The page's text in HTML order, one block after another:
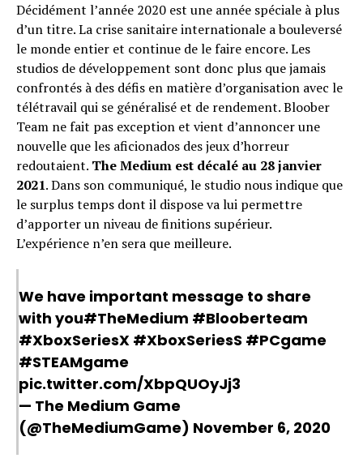
Décidément l’année 2020 est une année spéciale à plus
d’un titre. La crise sanitaire internationale a bouleversé
le monde entier et continue de le faire encore. Les
studios de développement sont donc plus que jamais
confrontés à des défis en matière d’organisation avec le
télétravail qui se généralisé et de rendement. Bloober
Team ne fait pas exception et vient d’annoncer une
nouvelle que les aficionados des jeux d’horreur
redoutaient. The Medium est décalé au 28 janvier
2021. Dans son communiqué, le studio nous indique que
le surplus temps dont il dispose va lui permettre
d’apporter un niveau de finitions supérieur.
L’expérience n’en sera que meilleure.
We have important message to share
with you#TheMedium #Blooberteam
#XboxSeriesX #XboxSeriesS #PCgame
#STEAMgame
pic.twitter.com/XbpQUOyJj3
— The Medium Game
(@TheMediumGame) November 6, 2020